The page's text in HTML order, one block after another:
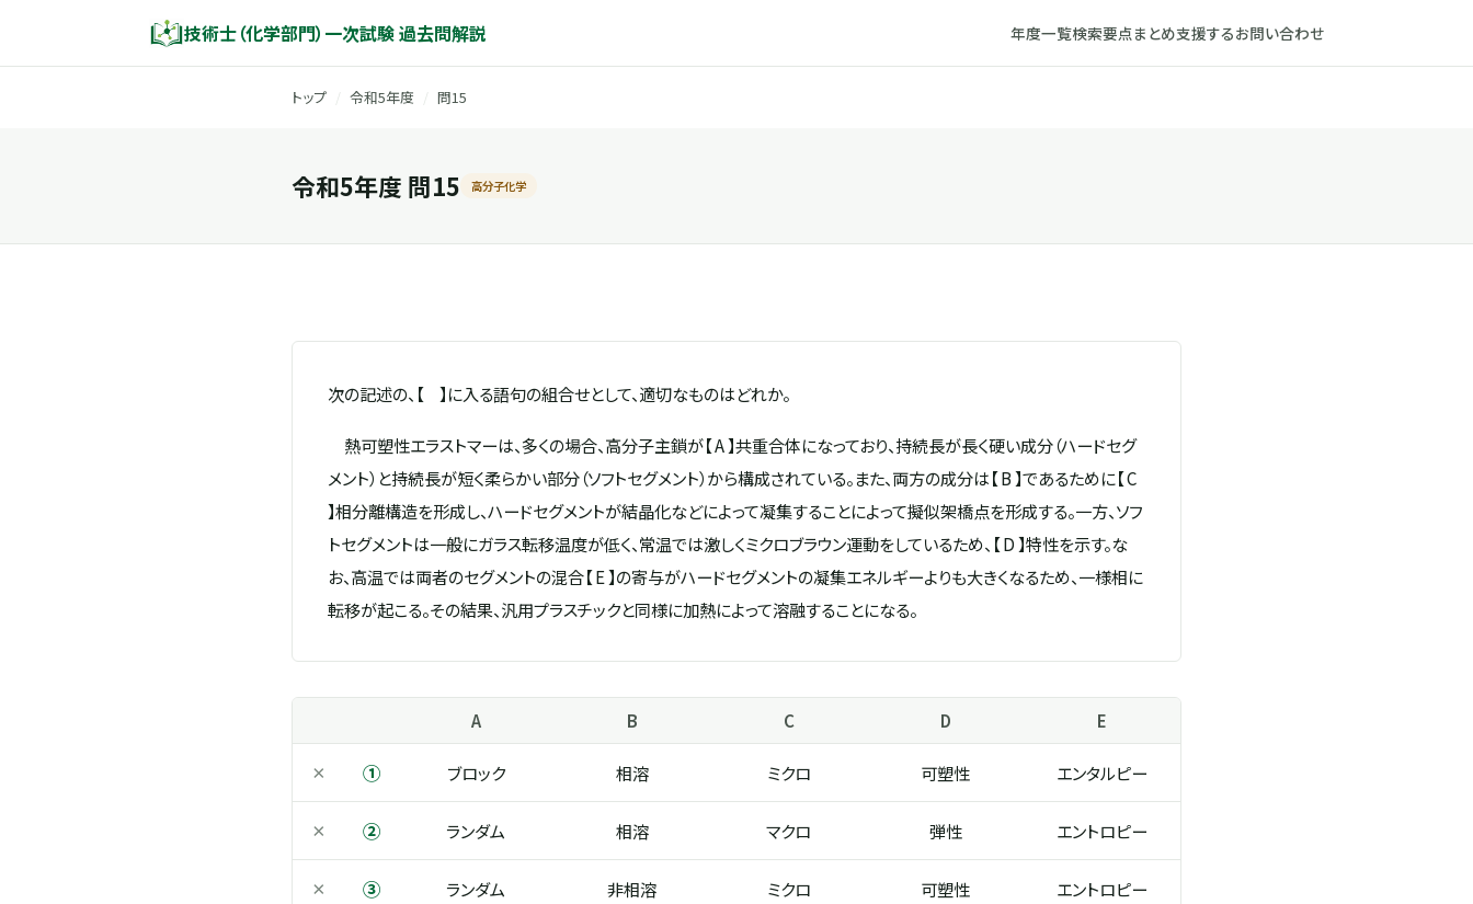
技術士（化学部門）一次試験 過去問解説 年度一覧検索要点まとめ支援するお問い合わせ
トップ 令和5年度 問15
令和5年度 問15 高分子化学
次の記述の、【 】に入る語句の組合せとして、適切なものはどれか。
熱可塑性エラストマーは、多くの場合、高分子主鎖が【 A 】共重合体になっており、持続長が長く硬い成分（ハードセグ
メント）と持続長が短く柔らかい部分（ソフトセグメント）から構成されている。また、両方の成分は【 B 】であるために【 C
】相分離構造を形成し、ハードセグメントが結晶化などによって凝集することによって擬似架橋点を形成する。一方、ソフ
トセグメントは一般にガラス転移温度が低く、常温では激しくミクロブラウン運動をしているため、【 D 】特性を示す。な
お、高温では両者のセグメントの混合【 E 】の寄与がハードセグメントの凝集エネルギーよりも大きくなるため、一様相に
転移が起こる。その結果、汎用プラスチックと同様に加熱によって溶融することになる。
A B C D E
× ① ブロック 相溶 ミクロ 可塑性 エンタルピー
× ② ランダム 相溶 マクロ 弾性 エントロピー
× ③ ランダム 非相溶 ミクロ 可塑性 エントロピー